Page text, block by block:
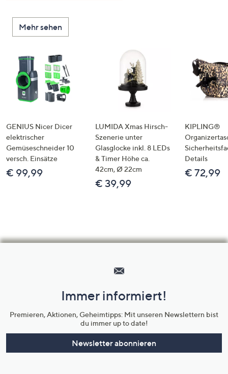
Mehr sehen
GENIUS Nicer Dicer
elektrischer
Gemüseschneider 10
versch. Einsätze
€ 99,99
LUMIDA Xmas Hirsch-
Szenerie unter
Glasglocke inkl. 8 LEDs
& Timer Höhe ca.
42cm, Ø 22cm
€ 39,99
KIPLING®
Details
€ 72,99
Unternehmensinformationen
Immer informiert!
Premieren, Aktionen, Geheimtipps: Mit unseren Newslettern bist
du immer up to date!
Newsletter abonnieren